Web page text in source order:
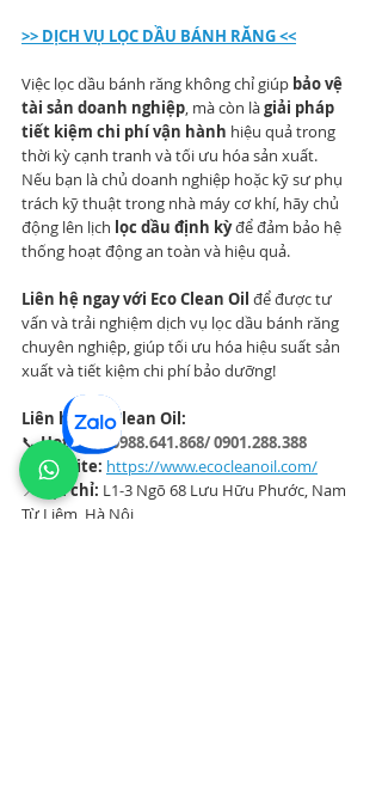
>> DỊCH VỤ LỌC DẦU BÁNH RĂNG <<
Việc lọc dầu bánh răng không chỉ giúp bảo vệ
tài sản doanh nghiệp, mà còn là giải pháp
tiết kiệm chi phí vận hành hiệu quả trong
thời kỳ cạnh tranh và tối ưu hóa sản xuất.
Nếu bạn là chủ doanh nghiệp hoặc kỹ sư phụ
trách kỹ thuật trong nhà máy cơ khí, hãy chủ
động lên lịch lọc dầu định kỳ để đảm bảo hệ
thống hoạt động an toàn và hiệu quả.
Liên hệ ngay với Eco Clean Oil để được tư
vấn và trải nghiệm dịch vụ lọc dầu bánh răng
chuyên nghiệp, giúp tối ưu hóa hiệu suất sản
xuất và tiết kiệm chi phí bảo dưỡng!
Liên hệ Eco Clean Oil:
📞 Hotline:
0988.641.868/ 0901.288.388
Website: https://www.ecocleanoil.com/
📍
Địa chỉ: L1-3 Ngõ 68 Lưu Hữu Phước, Nam
Từ Liêm, Hà Nội